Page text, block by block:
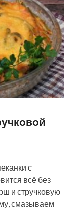
с
всё без
и стручковую
смазываем